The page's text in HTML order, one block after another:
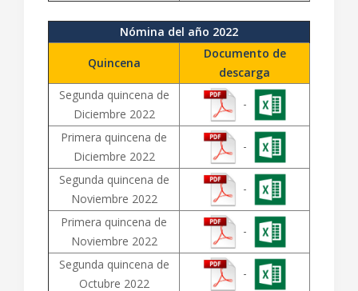
Nómina del año 2022
Quincena
Documento de
descarga
Segunda quincena de
Diciembre 2022
-
Primera quincena de
Diciembre 2022
-
Segunda quincena de
Noviembre 2022
-
Primera quincena de
Noviembre 2022
-
Segunda quincena de
Octubre 2022
-